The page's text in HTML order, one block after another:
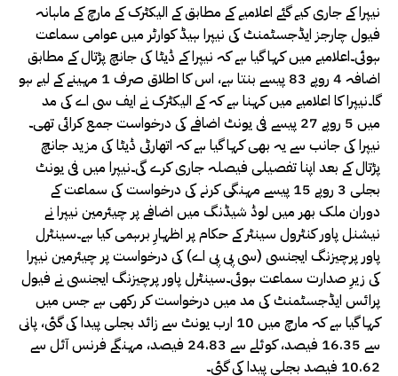
نیپرا کے جاری کیے گئے اعلامیے کے مطابق کے الیکٹرک کے مارچ کے ماہانہ
فیول چارجز ایڈجسٹمنٹ کی نیپرا ہیڈ کوارٹر میں عوامی سماعت
ہوئی۔اعلامیے میں کہا گیا ہے کہ نیپرا کے ڈیٹا کی جانچ پڑتال کے مطابق
اضافہ 4 روپے 83 پیسے بنتا ہے، اس کا اطلاق صرف 1 مہینے کے لیے ہو
گا۔نیپرا کا اعلامیے میں کہنا ہے کہ کے الیکٹرک نے ایف سی اے کی مد
میں 5 روپے 27 پیسے فی یونٹ اضافے کی درخواست جمع کرائی تھی۔
نیپرا کی جانب سے یہ بھی کہا گیا ہے کہ اتھارٹی ڈیٹا کی مزید جانچ
پڑتال کے بعد اپنا تفصیلی فیصلہ جاری کرے گی۔نیپرا میں فی یونٹ
بجلی 3 روپے 15 پیسے مہنگی کرنے کی درخواست کی سماعت کے
دوران ملک بھر میں لوڈ شیڈنگ میں اضافے پر چیئرمین نیپرا نے
نیشنل پاور کنٹرول سینٹر کے حکام پر اظہارِ برہمی کیا ہے۔سینٹرل
پاور پرچیزنگ ایجنسی (سی پی پی اے) کی درخواست پر چیئرمین نیپرا
کی زیرِ صدارت سماعت ہوئی۔سینٹرل پاور پرچیزنگ ایجنسی نے فیول
پرائس ایڈجسٹمنٹ کی مد میں درخواست کر رکھی ہے جس میں
کہا گیا ہے کہ مارچ میں 10 ارب یونٹ سے زائد بجلی پیدا کی گئی، پانی
سے 16.35 فیصد، کوئلے سے 24.83 فیصد، مہنگے فرنس آئل سے
10.62 فیصد بجلی پیدا کی گئی۔